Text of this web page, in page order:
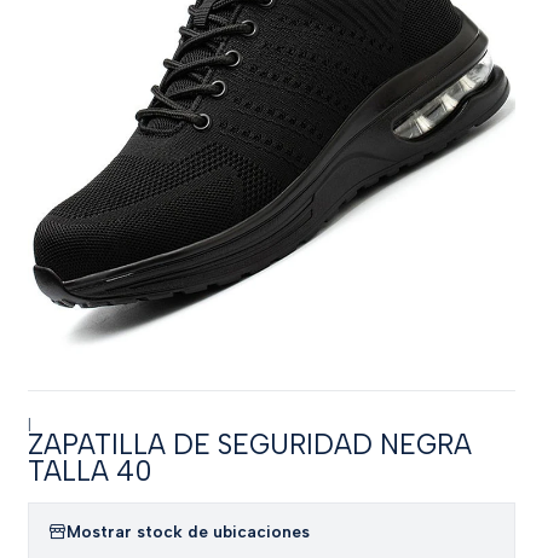
|
ZAPATILLA DE SEGURIDAD NEGRA
TALLA 40
Mostrar stock de ubicaciones